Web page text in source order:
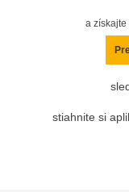
a získajte
stiahnite si